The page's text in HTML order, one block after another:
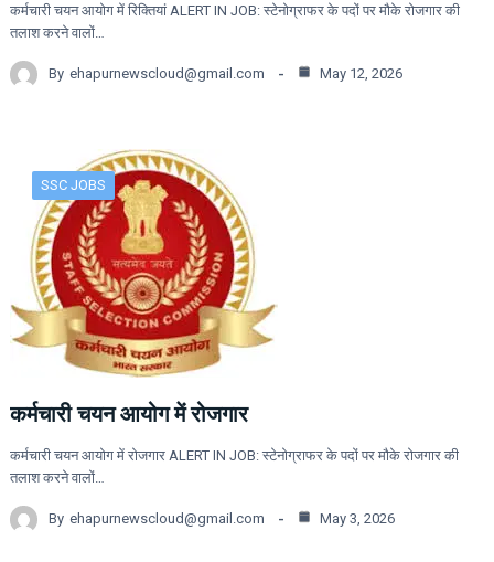
कर्मचारी चयन आयोग में रिक्तियां ALERT IN JOB: स्टेनोग्राफर के पदों पर मौके रोजगार की
तलाश करने वालों…
By ehapurnewscloud@gmail.com May 12, 2026
SSC JOBS
कर्मचारी चयन आयोग में रोजगार
कर्मचारी चयन आयोग में रोजगार ALERT IN JOB: स्टेनोग्राफर के पदों पर मौके रोजगार की
तलाश करने वालों…
By ehapurnewscloud@gmail.com May 3, 2026